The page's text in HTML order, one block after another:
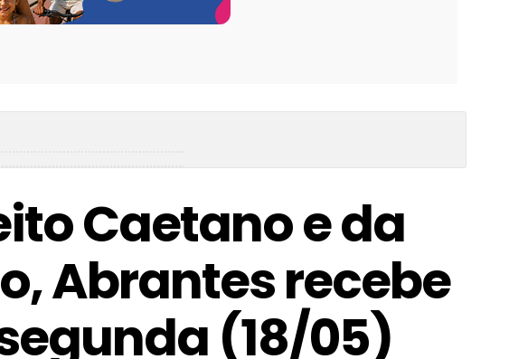
Caetano e da
Abrantes recebe
(18/05)